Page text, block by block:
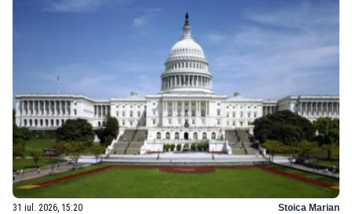
31 iul. 2026, 15:20 Stoica Marian